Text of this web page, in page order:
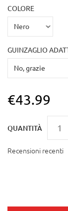
COLORE
GUINZAGLIO
€43.99
QUANTITÀ
Recensioni recenti